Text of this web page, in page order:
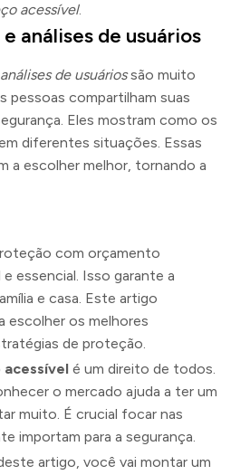
acessível.
análises de usuários
de usuáriossão muito
pessoas compartilham suas
Eles mostram como os
diferentes situações. Essas
a escolher melhor, tornando a
com orçamento
essencial. Isso garante a
e casa. Este artigo
escolher os melhores
de proteção.
é um direito de todos.
o mercado ajuda a ter um
muito. É crucial focar nas
importam para a segurança.
artigo, você vai montar um